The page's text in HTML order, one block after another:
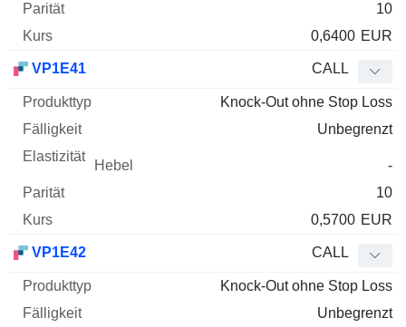
10
0,6400 EUR
VP1E41 CALL
Knock-Out ohne Stop Loss
Unbegrenzt
-
10
0,5700 EUR
VP1E42 CALL
Knock-Out ohne Stop Loss
Unbegrenzt